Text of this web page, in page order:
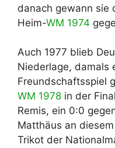
danach gewann sie
Heim-WM 1974
Auch 1977 blieb
Niederlage, damals
Freundschaftsspiel
WM 1978 in der
Remis, ein 0:0
Matthäus an
Trikot der